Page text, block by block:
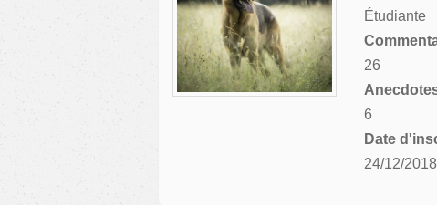
Étudiante
26
6
Date
24/12/2018